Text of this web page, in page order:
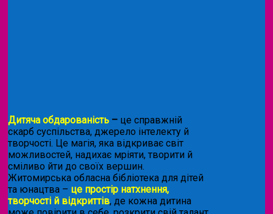
Дитяча обдарованість – це справжній
скарб суспільства, джерело інтелекту й
творчості. Це магія, яка відкриває світ
можливостей, надихає мріяти, творити й
сміливо йти до своїх вершин.
Житомирська обласна бібліотека для дітей
та юнацтва – це простір натхнення,
творчості й відкриттів, де кожна дитина